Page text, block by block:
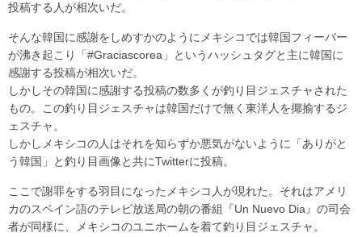
投稿する人が相次いだ。
そんな韓国に感謝をしめすかのようにメキシコでは韓国フィーバー
が沸き起こり「#Graciascorea」というハッシュタグと主に韓国に
感謝する投稿が相次いだ。
しかしその韓国に感謝する投稿の数多くが釣り目ジェスチャされた
もの。この釣り目ジェスチャは韓国だけで無く東洋人を揶揄するジ
ェスチャ。
しかしメキシコの人はそれを知らずか悪気がないように「ありがと
う韓国」と釣り目画像と共にTwitterに投稿。
ここで謝罪をする羽目になったメキシコ人が現れた。それはアメリ
カのスペイン語のテレビ放送局の朝の番組『Un Nuevo Dia』の司会
者が同様に、メキシコのユニホームを着て釣り目ジェスチャ。